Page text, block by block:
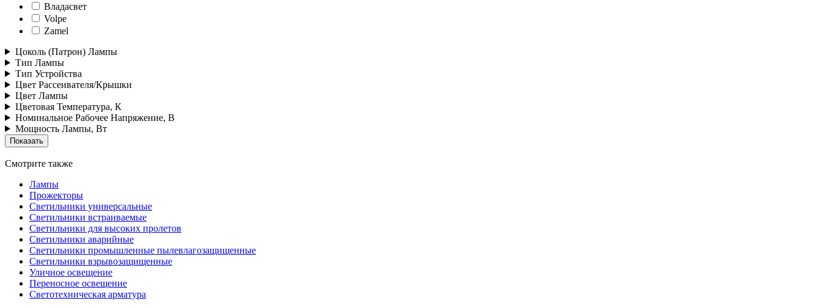
Владасвет
Volpe
Zamel
Цоколь (Патрон) Лампы
Тип Лампы
Тип Устройства
Цвет Рассеивателя/Крышки
Цвет Лампы
Цветовая Температура, К
Номинальное Рабочее Напряжение, В
Мощность Лампы, Вт
Смотрите также
Лампы
Прожекторы
Светильники универсальные
Светильники встраиваемые
Светильники для высоких пролетов
Светильники аварийные
Светильники промышленные пылевлагозащищенные
Светильники взрывозащищенные
Уличное освещение
Переносное освещение
Светотехническая арматура